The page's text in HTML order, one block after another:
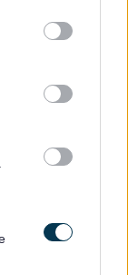
eraill e.e.,
o
i staff